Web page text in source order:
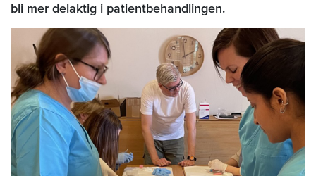
bli mer delaktig i patientbehandlingen.